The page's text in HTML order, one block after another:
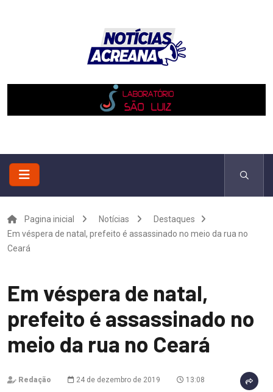
Pagina inicial Notícias
Destaques
Em véspera de natal, prefeito é assassinado no meio da rua no
Ceará
Em véspera de natal,
prefeito é assassinado no
meio da rua no Ceará
Redação 24 de dezembro de 2019 13:08